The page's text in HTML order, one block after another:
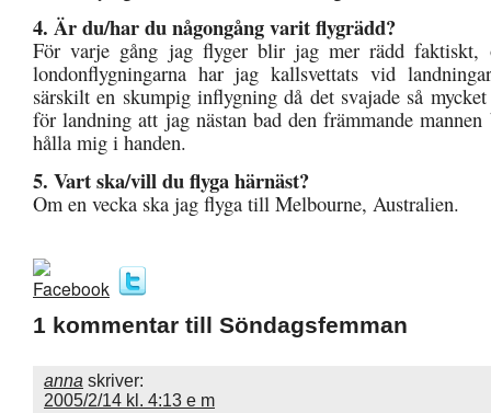
4. Är du/har du någongång varit flygrädd?
För varje gång jag flyger blir jag mer rädd faktiskt,
londonflygningarna har jag kallsvettats vid
särskilt en skumpig inflygning då det svajade så
för landning att jag nästan bad den främmande
hålla mig i handen.
5. Vart ska/vill du flyga härnäst?
Om en vecka ska jag flyga till Melbourne, Australien.
1 kommentar till Söndagsfemman
anna skriver:
2005/2/14 kl. 4:13 e m